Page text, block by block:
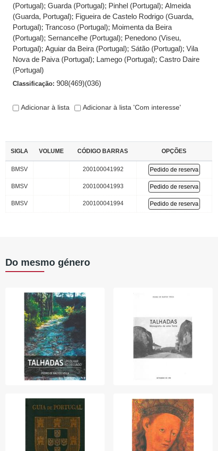
(Portugal);Guarda (Portugal); Pinhel (Portugal);Almeida
(Guarda, Portugal); Figueira de Castelo Rodrigo (Guarda,
Portugal);Trancoso (Portugal); Moimenta da Beira
(Portugal); Sernancelhe (Portugal); Penedono (Viseu,
Portugal);Aguiar da Beira (Portugal); Sátão (Portugal);Vila
Nova de Paiva (Portugal); Lamego (Portugal);Castro Daire
(Portugal)
Classificação:908(469)(036)
Adicionar à lista Adicionar à lista 'Com interesse'
SIGLA VOLUME CÓDIGO BARRAS OPÇÕES
BMSV 200100041992 Pedido de reserva
BMSV 200100041993 Pedido de reserva
BMSV 200100041994 Pedido de reserva
Do mesmo género